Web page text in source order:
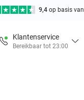
9,4 op basis van
Klantenservice
Bereikbaar tot 23:00